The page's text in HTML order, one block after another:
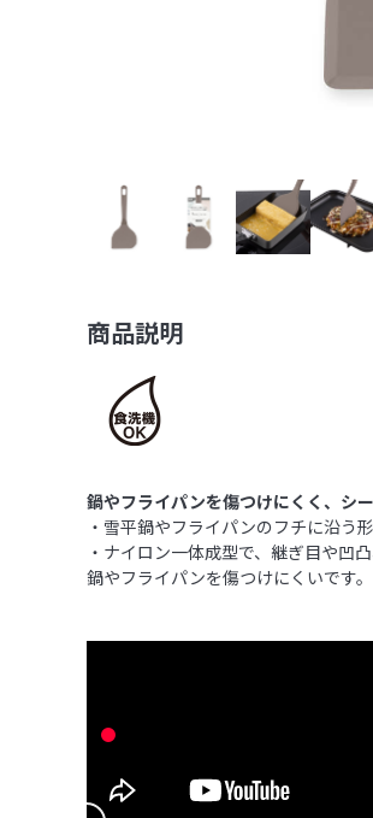
商品説明
鍋やフライパンを傷つけにくく、シ
・雪平鍋やフライパンのフチに沿う
・ナイロン一体成型で、継ぎ目や凹
鍋やフライパンを傷つけにくいです。